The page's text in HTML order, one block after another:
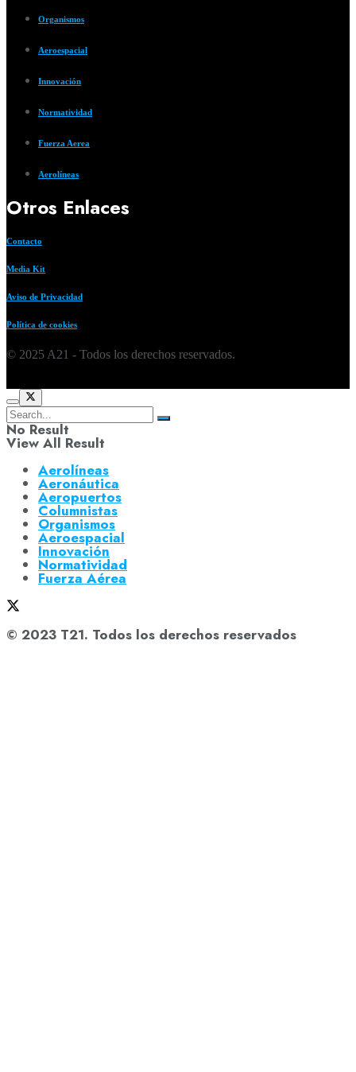
Organismos
Aeroespacial
Innovación
Normatividad
Fuerza Aerea
Aerolíneas
Otros Enlaces
Contacto
Media Kit
Aviso de Privacidad
Política de cookies
© 2025 A21 - Todos los derechos reservados.
No Result
View All Result
Aerolíneas
Aeronáutica
Aeropuertos
Columnistas
Organismos
Aeroespacial
Innovación
Normatividad
Fuerza Aérea
© 2023 T21. Todos los derechos reservados